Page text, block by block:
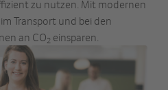
zu nutzen. Mit modernen
Transport und bei den
an CO2 einsparen.